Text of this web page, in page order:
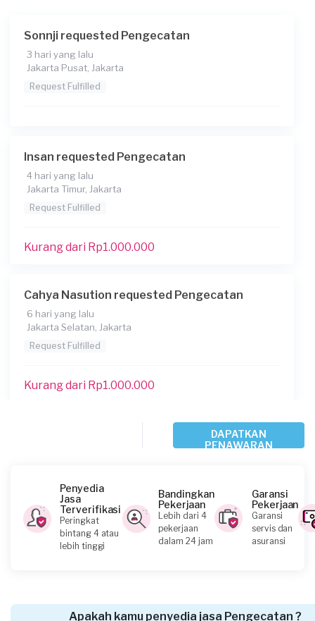
Sonnji requested Pengecatan
3 hari yang lalu
Jakarta Pusat, Jakarta
Request Fulfilled
Insan requested Pengecatan
4 hari yang lalu
Jakarta Timur, Jakarta
Request Fulfilled
Kurang dari Rp1.000.000
Cahya Nasution requested Pengecatan
6 hari yang lalu
Jakarta Selatan, Jakarta
Request Fulfilled
Kurang dari Rp1.000.000
Request Fulfilled
Rp2.500.001 - Rp5.000.000
Jakarta Timur, Jakarta
DAPATKAN
PENAWARAN
Penyedia
Jasa
Terverifikasi
Peringkat
bintang 4 atau
lebih tinggi
Bandingkan
Pekerjaan
Lebih dari 4
pekerjaan
dalam 24 jam
Garansi
Pekerjaan
Garansi
servis dan
asuransi
Apakah kamu penyedia jasa Pengecatan ?